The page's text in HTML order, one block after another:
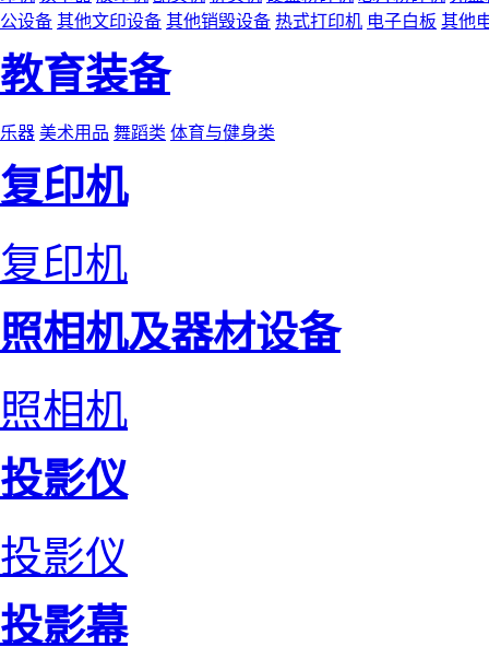
公设备 其他文印设备 其他销毁设备 热式打印机 电子白板 其他
教育装备
乐器 美术用品 舞蹈类 体育与健身类
复印机
复印机
照相机及器材设备
照相机
投影仪
投影仪
投影幕